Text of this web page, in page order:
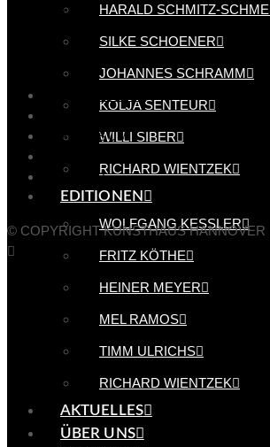
HARALD SCHMITZ-
SILKE SCHOENER
JOHANNES SCHRAMM
KOLJA SENTEUR
WILLI SIBER
RICHARD WIENTZEK
EDITIONEN
WOLFGANG KESSLER
FRITZ KÖTHE
HEINER MEYER
MEL RAMOS
TIMM ULRICHS
RICHARD WIENTZEK
AKTUELLES
ÜBER UNS
Instagram
IMPRESSUM
KONTAKT
© COPYRIGHT KUNSTHAUS HANNOVER